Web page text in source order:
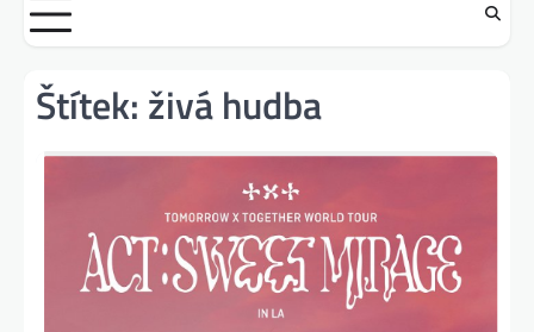
content
Štítek: živá hudba